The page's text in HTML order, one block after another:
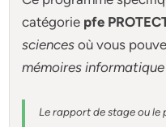
catégorie pfe
sciencesoù vous
mémoires informatique
Le rapport de stage ou le